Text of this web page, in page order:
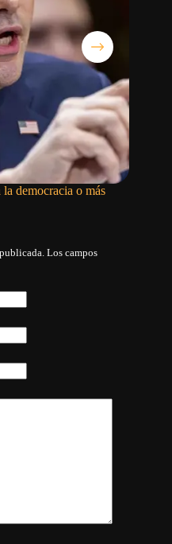
democracia o más
Los campos